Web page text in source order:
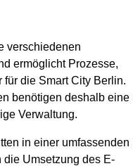
verschiedenen
ermöglicht Prozesse,
für die Smart City Berlin.
benötigen deshalb eine
Verwaltung.
in einer umfassenden
die Umsetzung des E-